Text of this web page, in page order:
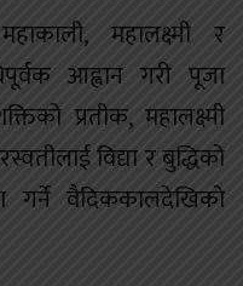
महालक्ष्मी र
आह्वान गरी पूजा
प्रतीक, महालक्ष्मी
विद्या र बुद्धिको
गर्ने वैदिककालदेखिको